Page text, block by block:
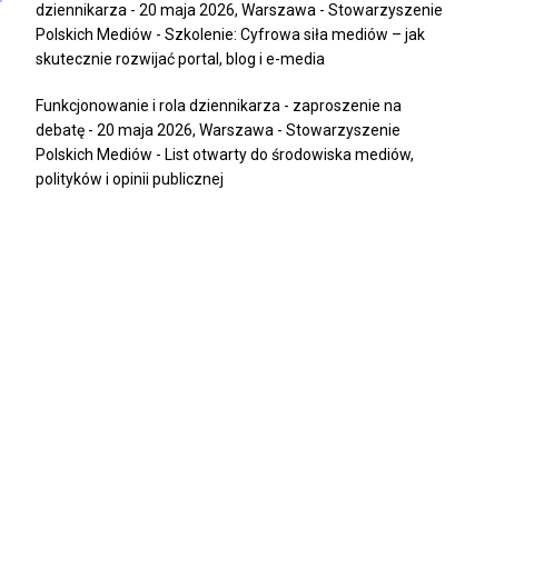
dziennikarza - 20 maja 2026, Warszawa - Stowarzyszenie
Polskich Mediów - Szkolenie: Cyfrowa siła mediów – jak
skutecznie rozwijać portal, blog i e-media
Funkcjonowanie i rola dziennikarza - zaproszenie na
debatę - 20 maja 2026, Warszawa - Stowarzyszenie
Polskich Mediów - List otwarty do środowiska mediów,
polityków i opinii publicznej